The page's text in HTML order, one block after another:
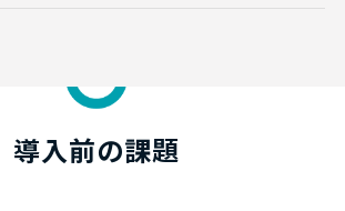
導入前の課題